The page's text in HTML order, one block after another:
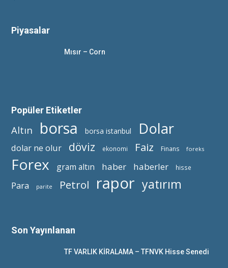
Piyasalar
Mısır – Corn
Popüler Etiketler
Altın borsa borsa istanbul Dolar
dolar ne olur döviz ekonomi Faiz Finans foreks
Forex gram altın haber haberler hisse
Para parite Petrol rapor yatırım
Son Yayınlanan
TF VARLIK KİRALAMA – TFNVK Hisse Senedi